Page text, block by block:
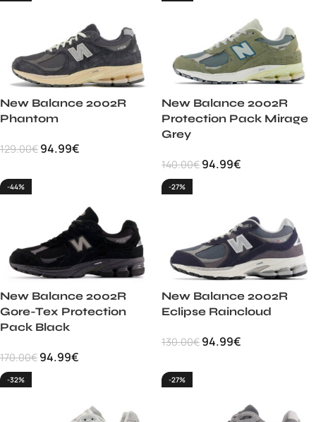
New Balance 2002R
Phantom
129.00€ 94.99€
New Balance 2002R
Protection Pack Mirage
Grey
140.00€ 94.99€
-44%
New Balance 2002R
Gore-Tex Protection
Pack Black
170.00€ 94.99€
-27%
New Balance 2002R
Eclipse Raincloud
130.00€ 94.99€
-32% -27%